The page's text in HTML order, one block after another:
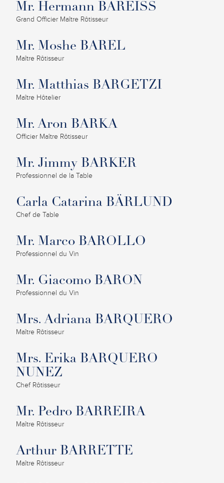
Mr. Hermann BAREISS
Grand Officier Maître Rôtisseur
Mr. Moshe BAREL
Maître Rôtisseur
Mr. Matthias BARGETZI
Maître Hôtelier
Mr. Aron BARKA
Officier Maître Rôtisseur
Mr. Jimmy BARKER
Professionnel de la Table
Carla Catarina BÄRLUND
Chef de Table
Mr. Marco BAROLLO
Professionnel du Vin
Mr. Giacomo BARON
Professionnel du Vin
Mrs. Adriana BARQUERO
Maître Rôtisseur
Mrs. Erika BARQUERO
NUNEZ
Chef Rôtisseur
Mr. Pedro BARREIRA
Maître Rôtisseur
Arthur BARRETTE
Maître Rôtisseur